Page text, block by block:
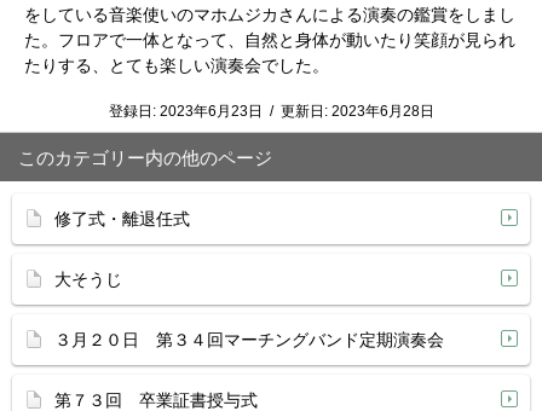
をしている音楽使いのマホムジカさんによる演奏の鑑賞をしまし
た。フロアで一体となって、自然と身体が動いたり笑顔が見られ
たりする、とても楽しい演奏会でした。
登録日: 2023年6月23日 / 更新日: 2023年6月28日
このカテゴリー内の他のページ
修了式・離退任式
大そうじ
３月２０日 第３４回マーチングバンド定期演奏会
第７３回 卒業証書授与式